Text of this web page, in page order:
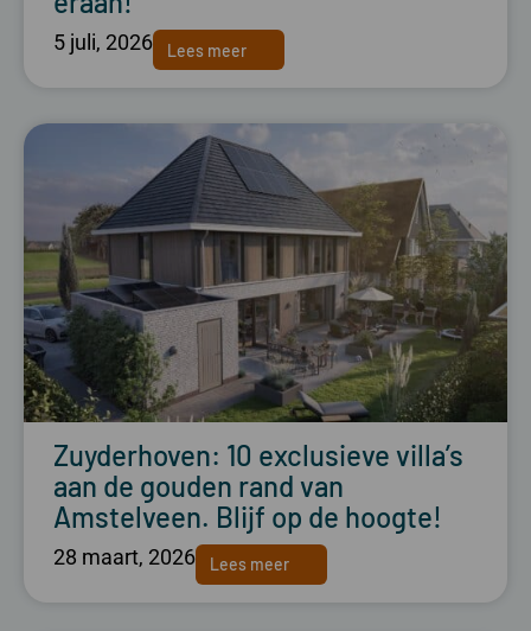
5 juli, 2026 Lees meer
Zuyderhoven: 10 exclusieve villa’s
aan de gouden rand van
Amstelveen. Blijf op de hoogte!
28 maart, 2026 Lees meer